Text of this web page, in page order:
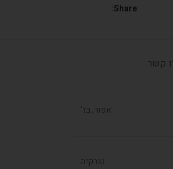
Share:
קשר
אפור, בז'
טורקיה